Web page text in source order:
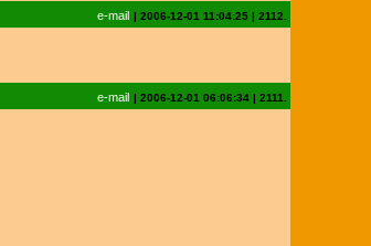
e-mail | 2006-12-01 11:04:25| 2112.
e-mail | 2006-12-01 06:06:34| 2111.